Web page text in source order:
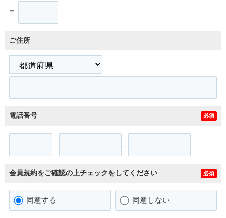
〒
ご住所
電話番号 必須
- -
会員規約をご確認の上チェックをしてください 必須
同意する 同意しない